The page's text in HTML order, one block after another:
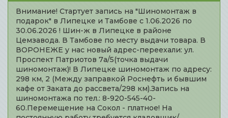
Внимание! Стартует запись на "Шиномонтаж в
подарок" в Липецке и Тамбове с 1.06.2026 по
30.06.2026 ! Шин-ж в Липецке в районе
Цемзавода. В Тамбове по месту выдачи товара. В
ВОРОНЕЖЕ у нас новый адрес-переехали: ул.
Проспект Патриотов 7а/5(точка выдачи
шиномонтаж)! В Липецке шиномонтаж по адресу:
298 км, 2 (Между заправкой Роснефть и бывшим
кафе от Заката до рассвета/298 км).Запись на
шиномонтажа по тел.: 8-920-545-40-
60.Перемещение на Сокол - платное! На